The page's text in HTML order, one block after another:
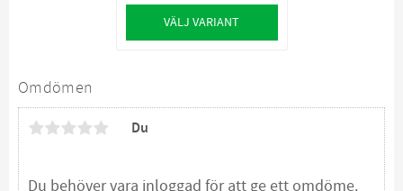
Omdömen
Du
VÄLJ VARIANT